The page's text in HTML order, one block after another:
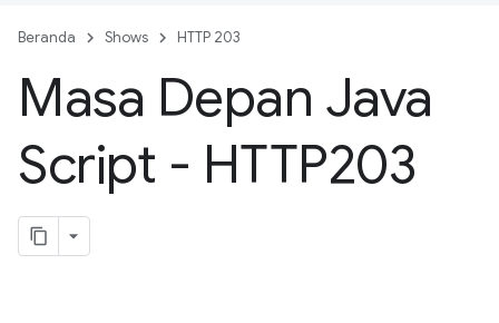
Beranda Shows HTTP 203
Masa Depan Java
Script - HTTP203